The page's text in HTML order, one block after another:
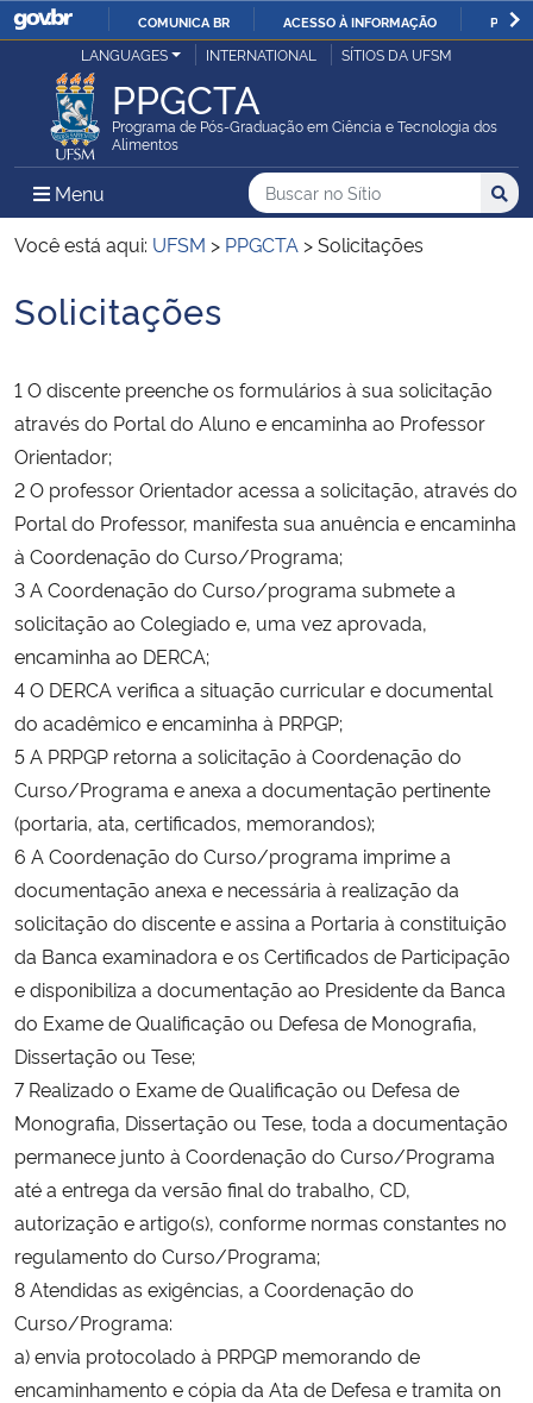
IR
O
COMUNICA BR ACESSO À INFORMAÇÃO
Ministério da Justiça e Segurança Pública
Ministério da Defesa
Ministério das Relações Exteriores
Ministério da Economia
Ministério da Agricultura, Pecuária e Abastecimento
Ministério da Educação
Ministério da Cidadania
Ministério da Saúde
Ministério de Minas e Energia
Ministério do Meio Ambiente
Ministério do Turismo
Ministério do Desenvolvimento Regional
Controladoria-Geral da União
Ministério da Mulher, da Família e dos Direitos Humanos
Secretaria-Geral
Secretaria de Governo
Gabinete de Segurança Institucional
Banco Central do Brasil
LANGUAGES INTERNATIONAL SÍTIOS DA UFSM
PPGCTA
Programa de Pós-Graduação em Ciência e Tecnologia dos
Alimentos
Menu Menu Principal do Sítio
Busca
Buscar no no Sítio
Busca:
Você está aqui: UFSM > PPGCTA >Solicitações
Início do conteúdo
Solicitações
1 O discente preenche os formulários à sua solicitação
através do Portal do Aluno e encaminha ao Professor
Orientador;
2 O professor Orientador acessa a solicitação, através do
Portal do Professor, manifesta sua anuência e encaminha
à Coordenação do Curso/Programa;
3 A Coordenação do Curso/programa submete a
solicitação ao Colegiado e, uma vez aprovada,
encaminha ao DERCA;
4 O DERCA verifica a situação curricular e documental
do acadêmico e encaminha à PRPGP;
5 A PRPGP retorna a solicitação à Coordenação do
Curso/Programa e anexa a documentação pertinente
(portaria, ata, certificados, memorandos);
6 A Coordenação do Curso/programa imprime a
documentação anexa e necessária à realização da
solicitação do discente e assina a Portaria à constituição
da Banca examinadora e os Certificados de Participação
e disponibiliza a documentação ao Presidente da Banca
do Exame de Qualificação ou Defesa de Monografia,
Dissertação ou Tese;
7 Realizado o Exame de Qualificação ou Defesa de
Monografia, Dissertação ou Tese, toda a documentação
permanece junto à Coordenação do Curso/Programa
até a entrega da versão final do trabalho, CD,
autorização e artigo(s), conforme normas constantes no
regulamento do Curso/Programa;
8 Atendidas as exigências, a Coordenação do
Curso/Programa:
a) envia protocolado à PRPGP memorando de
encaminhamento e cópia da Ata de Defesa e tramita on